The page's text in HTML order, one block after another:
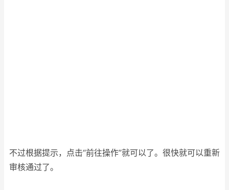
不过根据提示，点击“前往操作”就可以了。很快就可以重新
审核通过了。